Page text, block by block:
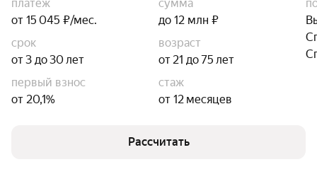
платёж
от 15 045 ₽/мес.
сумма
до 12 млн ₽
срок
от 3 до 30 лет
возраст
от 21 до 75 лет
первый взнос
от 20,1%
стаж
от 12 месяцев
Рассчитать